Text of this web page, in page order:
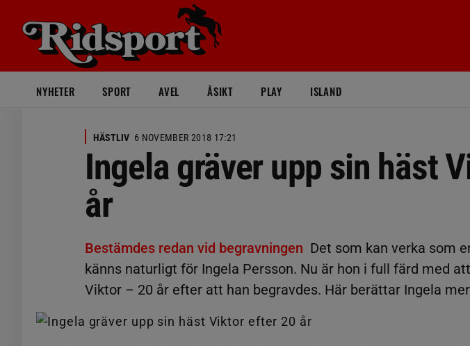
NYHETER SPORT AVEL ÅSIKT PLAY ISLAND
HÄSTLIV 6 NOVEMBER 2018 17:21
Ingela gräver upp sin häst
år
Bestämdes redan vid begravningen Det som kan verka som
känns naturligt för Ingela Persson. Nu är hon i full färd med
Viktor – 20 år efter att han begravdes. Här berättar Ingela